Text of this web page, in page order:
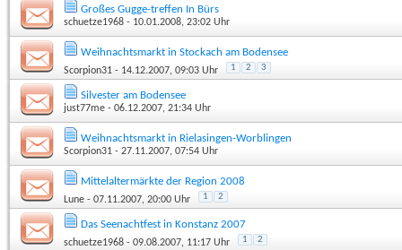
Großes Gugge-treffen In Bürs
schuetze1968 - 10.01.2008, 23:02 Uhr
Weihnachtsmarkt in Stockach am Bodensee
Scorpion31 - 14.12.2007, 09:03 Uhr 1 2 3
Silvester am Bodensee
just77me - 06.12.2007, 21:34 Uhr
Weihnachtsmarkt in Rielasingen-Worblingen
Scorpion31 - 27.11.2007, 07:54 Uhr
Mittelaltermärkte der Region 2008
Lune - 07.11.2007, 20:00 Uhr 1 2
Das Seenachtfest in Konstanz 2007
schuetze1968 - 09.08.2007, 11:17 Uhr 1 2